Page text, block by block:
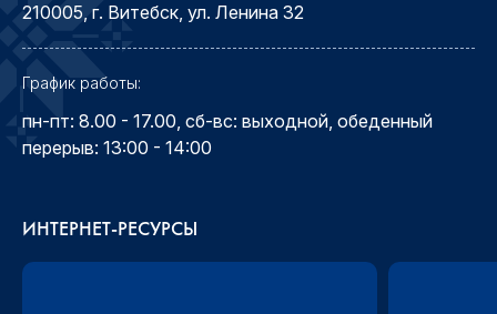
210005, г. Витебск, ул. Ленина 32
График работы:
пн-пт: 8.00 - 17.00, сб-вс: выходной, обеденный
перерыв: 13:00 - 14:00
ИНТЕРНЕТ-РЕСУРСЫ